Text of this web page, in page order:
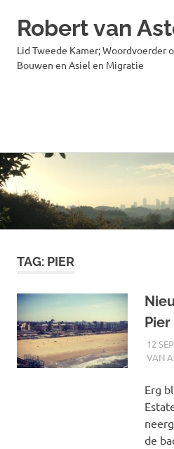
Ga
naar
de
inhoud
Robert van
Lid Tweede Kamer; Woordvoerder
Bouwen en Asiel en Migratie
TAG: PIER
Pier
12
VAN
Erg
de